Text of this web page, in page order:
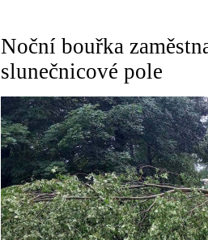
Noční bouřka
slunečnicové pole